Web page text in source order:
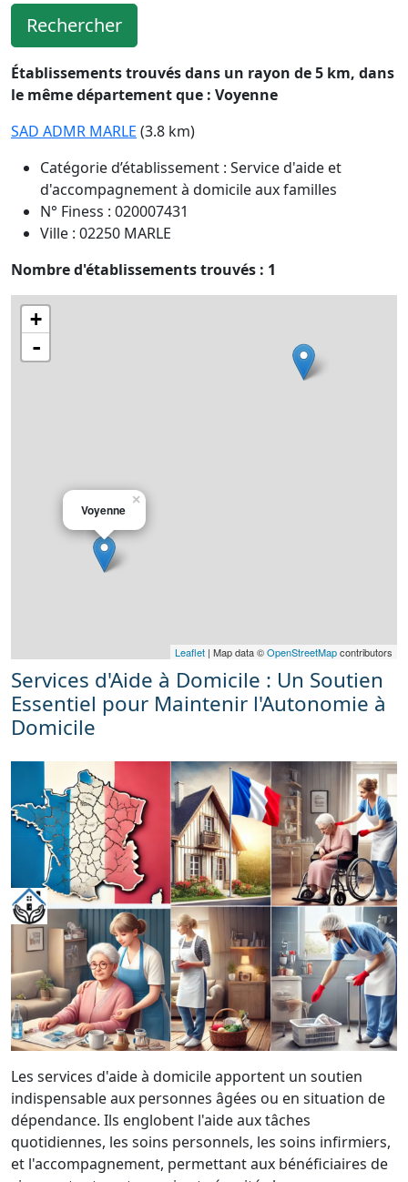
Rechercher
Établissements trouvés dans un rayon de 5 km, dans
le même département que : Voyenne
SAD ADMR MARLE (3.8 km)
Catégorie d’établissement : Service d'aide et
d'accompagnement à domicile aux familles
N° Finess : 020007431
Ville : 02250 MARLE
Nombre d'établissements trouvés : 1
×
Voyenne
+
-
Leaflet | Map data ©OpenStreetMapcontributors
Services d'Aide à Domicile : Un Soutien
Essentiel pour Maintenir l'Autonomie à
Domicile
Les services d'aide à domicile apportent un soutien
indispensable aux personnes âgées ou en situation de
dépendance. Ils englobent l'aide aux tâches
quotidiennes, les soins personnels, les soins infirmiers,
et l'accompagnement, permettant aux bénéficiaires de